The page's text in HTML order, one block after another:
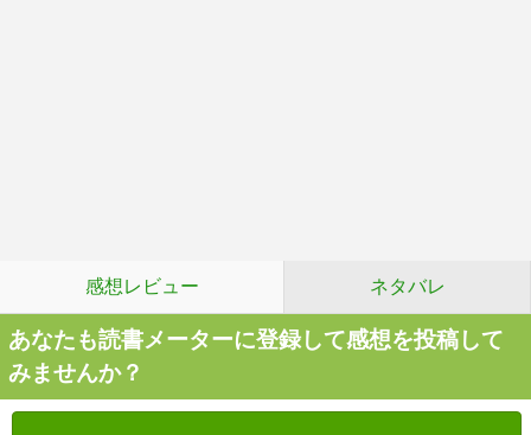
感想レビュー ネタバレ
あなたも読書メーターに登録して感想を投稿して
みませんか？